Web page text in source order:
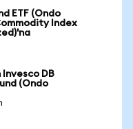
ETF (Ondo
Index
DB
(Ondo